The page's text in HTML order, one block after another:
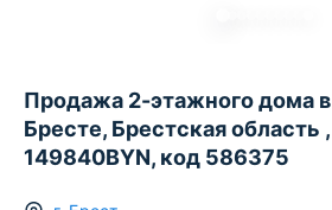
Продажа 2-этажного дома в
Бресте, Брестская область ,
149840BYN, код 586375